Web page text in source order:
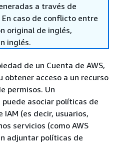
a través de
caso de conflicto entre
original de inglés,
inglés.
de un Cuenta de AWS,
obtener acceso a un recurso
permisos. Un
asociar políticas de
(es decir, usuarios,
servicios (como AWS
adjuntar políticas de